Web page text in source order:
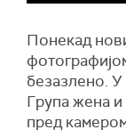
Понекад
безазлено. У
Група жена
пред